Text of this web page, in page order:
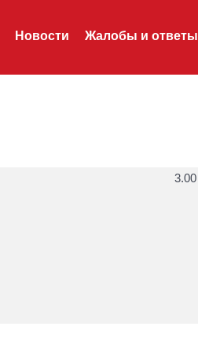
Новости Жалобы и ответы
3.00